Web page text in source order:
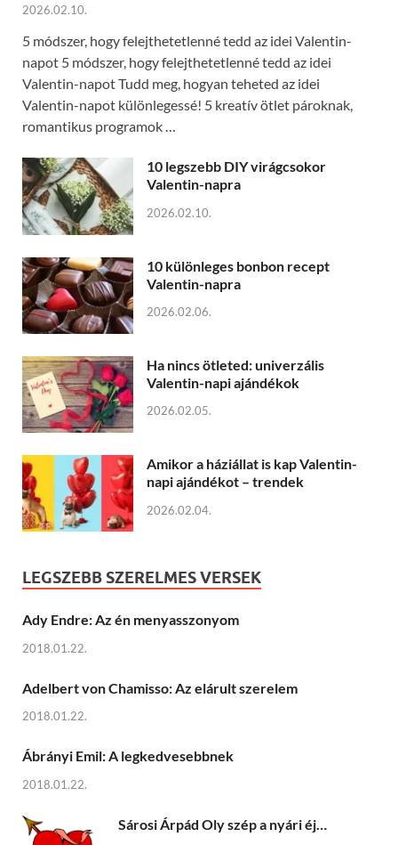
2026.02.10.
5 módszer, hogy felejthetetlenné tedd az idei Valentin-
napot 5 módszer, hogy felejthetetlenné tedd az idei
Valentin-napot Tudd meg, hogyan teheted az idei
Valentin-napot különlegessé! 5 kreatív ötlet pároknak,
romantikus programok …
10 legszebb DIY virágcsokor
Valentin-napra
2026.02.10.
10 különleges bonbon recept
Valentin-napra
2026.02.06.
Ha nincs ötleted: univerzális
Valentin-napi ajándékok
2026.02.05.
Amikor a háziállat is kap Valentin-
napi ajándékot – trendek
2026.02.04.
LEGSZEBB SZERELMES VERSEK
Ady Endre: Az én menyasszonyom
2018.01.22.
Adelbert von Chamisso: Az elárult szerelem
2018.01.22.
Ábrányi Emil: A legkedvesebbnek
2018.01.22.
Sárosi Árpád Oly szép a nyári éj…